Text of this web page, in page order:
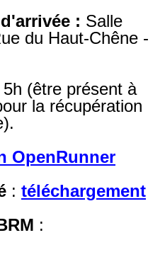
: Salle
du Haut-Chêne -
5h (être présent à
la récupération
OpenRunner
: téléchargement
: